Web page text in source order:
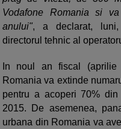
Vodafone Romania si
anului", a declarat, luni,
directorul tehnic al
In noul an fiscal (aprilie
Romania va extinde
pentru a acoperi 70%
2015. De asemenea,
urbana din Romania va